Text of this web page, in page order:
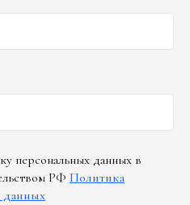
персональных данных в
РФ Политика
данных